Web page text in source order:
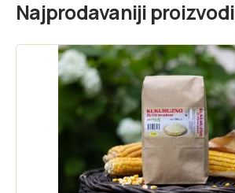
Najprodavaniji proizvodi